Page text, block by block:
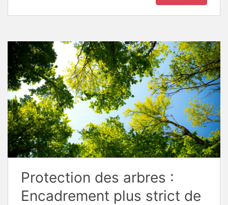
Protection des arbres :
Encadrement plus strict de